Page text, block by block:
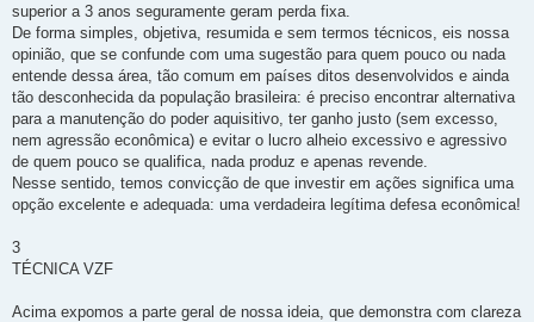
superior a 3 anos seguramente geram perda fixa.
De forma simples, objetiva, resumida e sem termos técnicos, eis nossa
opinião, que se confunde com uma sugestão para quem pouco ou nada
entende dessa área, tão comum em países ditos desenvolvidos e ainda
tão desconhecida da população brasileira: é preciso encontrar alternativa
para a manutenção do poder aquisitivo, ter ganho justo (sem excesso,
nem agressão econômica) e evitar o lucro alheio excessivo e agressivo
de quem pouco se qualifica, nada produz e apenas revende.
Nesse sentido, temos convicção de que investir em ações significa uma
opção excelente e adequada: uma verdadeira legítima defesa econômica!
3
TÉCNICA VZF
Acima expomos a parte geral de nossa ideia, que demonstra com clareza